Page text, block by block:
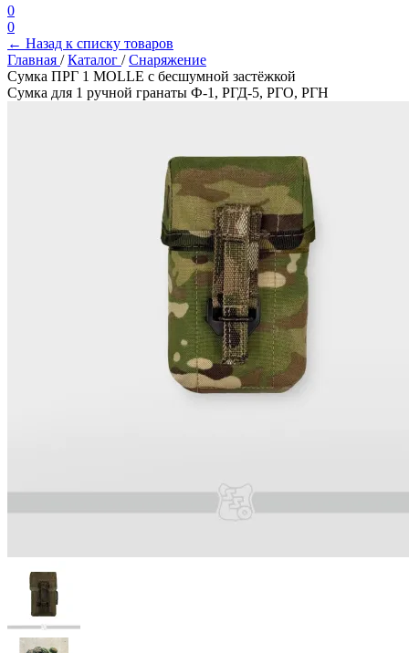
0
0
← Назад к списку товаров
Главная / Каталог / Снаряжение
Сумка ПРГ 1 MOLLE с бесшумной застёжкой
Сумка для 1 ручной гранаты Ф-1, РГД-5, РГО, РГН